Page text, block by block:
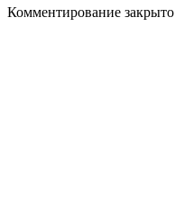
Комментирование закрыто